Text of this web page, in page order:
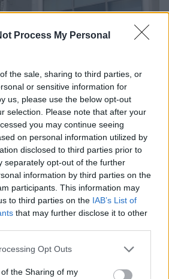
Process My Personal
the sale, sharing to third parties, or
or sensitive information for
us, please use the below opt-out
selection. Please note that after your
you may continue seeing
on personal information utilized by
disclosed to third parties prior to
separately opt-out of the further
information by third parties on the
participants. This information may
to third parties on the IAB’s List of
that may further disclose it to other
app uses one or more Google
or usage behaviour. You may click to
Opt Outs
the Sharing of my
και η επικείμενη επίθεση στο